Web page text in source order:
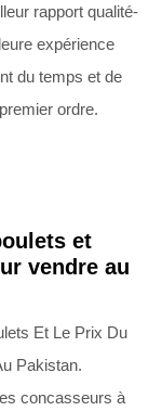
rapport qualité-
expérience
du temps et de
ordre.
et
vendre au
Et Le Prix Du
Pakistan.
concasseurs à